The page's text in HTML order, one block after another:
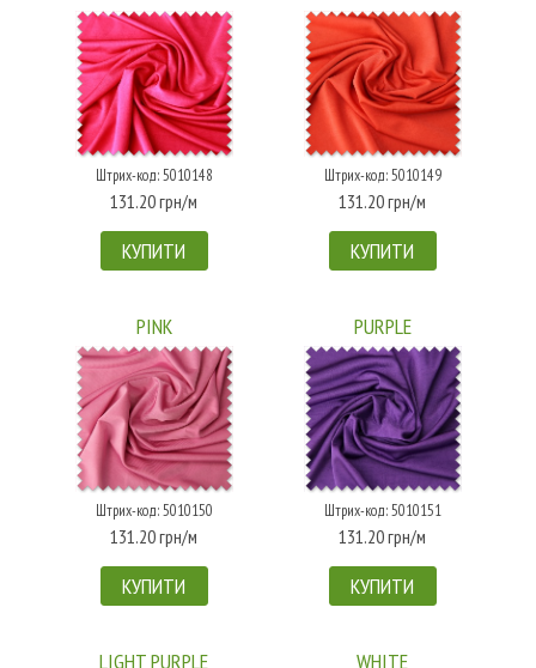
Штрих-код: 5010148
131.20 грн/м
КУПИТИ
Штрих-код: 5010149
131.20 грн/м
КУПИТИ
PINK
Штрих-код: 5010150
131.20 грн/м
КУПИТИ
PURPLE
Штрих-код: 5010151
131.20 грн/м
КУПИТИ
LIGHT PURPLE WHITE